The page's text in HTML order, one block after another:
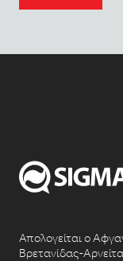
Απολογείται ο
Βρετανίδας-